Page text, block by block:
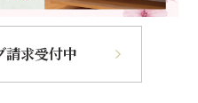
請求受付中